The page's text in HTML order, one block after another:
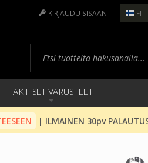
KIRJAUDU SISÄÄN FI
TAKTISET VARUSTEET
| ILMAINEN 30pv